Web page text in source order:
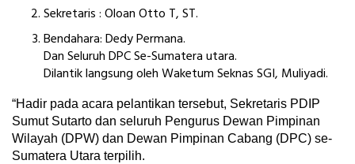
Sekretaris : Oloan Otto T, ST.
Bendahara: Dedy Permana.
Dan Seluruh DPC Se-Sumatera utara.
Dilantik langsung oleh Waketum Seknas SGI, Muliyadi.
“Hadir pada acara pelantikan tersebut, Sekretaris PDIP
Sumut Sutarto dan seluruh Pengurus Dewan Pimpinan
Wilayah (DPW) dan Dewan Pimpinan Cabang (DPC) se-
Sumatera Utara terpilih.